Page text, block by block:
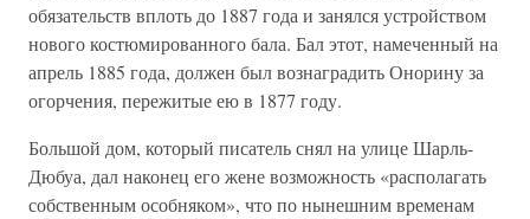
обязательств вплоть до 1887 года и занялся устройством
нового костюмированного бала. Бал этот, намеченный на
апрель 1885 года, должен был вознаградить Онорину за
огорчения, пережитые ею в 1877 году.
Большой дом, который писатель снял на улице Шарль-
Дюбуа, дал наконец его жене возможность «располагать
собственным особняком», что по нынешним временам